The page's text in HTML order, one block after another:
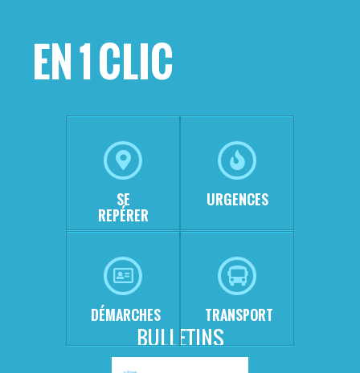
BULLETINS
EN 1 CLIC
SE
REPÉRER
URGENCES
DÉMARCHES TRANSPORT